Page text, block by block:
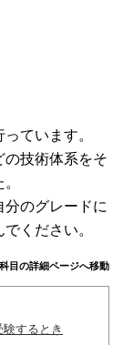
ています。
の技術体系をそ
のグレードに
ください。
目の詳細ページへ移動
するとき